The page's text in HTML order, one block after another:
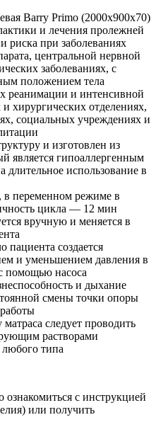
Barry Primo (2000x900x70)
и лечения пролежней
риска при заболеваниях
центральной нервной
заболеваниях, с
положением тела
реанимации и интенсивной
хирургических отделениях,
социальных учреждениях и
и изготовлен из
является гипоаллергенным
длительное использование в
в переменном режиме в
цикла — 12 мин
вручную и меняется в
создается
и уменьшением давления в
помощью насоса
и дыхание
смены точки опоры
следует проводить
растворами
любого типа
с инструкцией
или получить